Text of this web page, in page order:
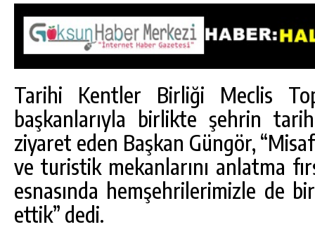
Tarihi Kentler Birliği Meclis
başkanlarıyla birlikte şehrin
ziyaret eden Başkan Güngör,
ve turistik mekanlarını anlatma
esnasında hemşehrilerimizle de
ettik” dedi.